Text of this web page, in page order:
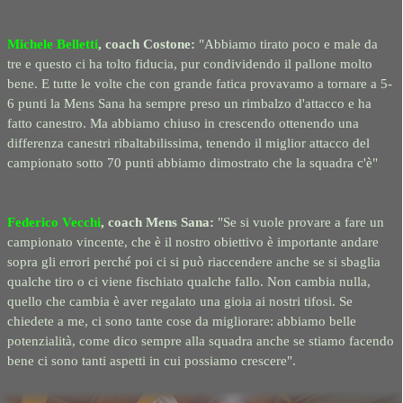
Michele Belletti, coach Costone: "Abbiamo tirato poco e male da
tre e questo ci ha tolto fiducia, pur condividendo il pallone molto
bene. E tutte le volte che con grande fatica provavamo a tornare a 5-
6 punti la Mens Sana ha sempre preso un rimbalzo d'attacco e ha
fatto canestro. Ma abbiamo chiuso in crescendo ottenendo una
differenza canestri ribaltabilissima, tenendo il miglior attacco del
campionato sotto 70 punti abbiamo dimostrato che la squadra c'è"
Federico Vecchi, coach Mens Sana: "Se si vuole provare a fare un
campionato vincente, che è il nostro obiettivo è importante andare
sopra gli errori perché poi ci si può riaccendere anche se si sbaglia
qualche tiro o ci viene fischiato qualche fallo. Non cambia nulla,
quello che cambia è aver regalato una gioia ai nostri tifosi. Se
chiedete a me, ci sono tante cose da migliorare: abbiamo belle
potenzialità, come dico sempre alla squadra anche se stiamo facendo
bene ci sono tanti aspetti in cui possiamo crescere".